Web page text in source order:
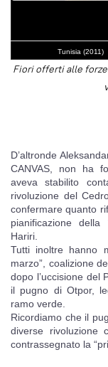
Tunisia (2011)
Fiori offerti alle
D’altronde
CANVAS, non ha
aveva stabilito
rivoluzione del
confermare quanto
pianificazione della
Hariri.
Tutti inoltre hanno
marzo”, coalizione
dopo l’uccisione del
il pugno di Otpor,
ramo verde.
Ricordiamo che il
diverse rivoluzione
contrassegnato la